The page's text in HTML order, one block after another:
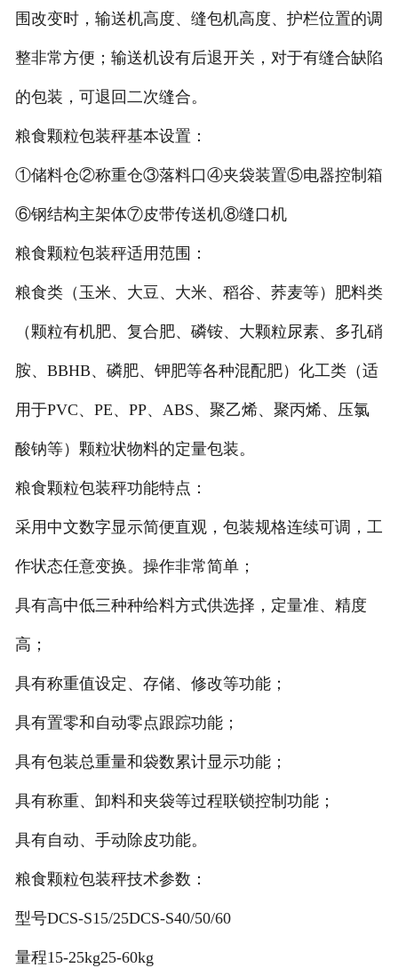
- 输送机
- Z字型提升机
非称重系列产品
围改变时，输送机高度、缝包机高度、护栏位置的调
整非常方便；输送机设有后退开关，对于有缝合缺陷
的包装，可退回二次缝合。
粮食颗粒包装秤基本设置：
①储料仓②称重仓③落料口④夹袋装置⑤电器控制箱
⑥钢结构主架体⑦皮带传送机⑧缝口机
粮食颗粒包装秤适用范围：
粮食类（玉米、大豆、大米、稻谷、荞麦等）肥料类
（颗粒有机肥、复合肥、磷铵、大颗粒尿素、多孔硝
胺、BBHB、磷肥、钾肥等各种混配肥）化工类（适
用于PVC、PE、PP、ABS、聚乙烯、聚丙烯、压氯
酸钠等）颗粒状物料的定量包装。
粮食颗粒包装秤功能特点：
采用中文数字显示简便直观，包装规格连续可调，工
作状态任意变换。操作非常简单；
具有高中低三种种给料方式供选择，定量准、精度
高；
具有称重值设定、存储、修改等功能；
具有置零和自动零点跟踪功能；
具有包装总重量和袋数累计显示功能；
具有称重、卸料和夹袋等过程联锁控制功能；
具有自动、手动除皮功能。
粮食颗粒包装秤技术参数：
型号DCS-S15/25DCS-S40/50/60
量程15-25kg25-60kg